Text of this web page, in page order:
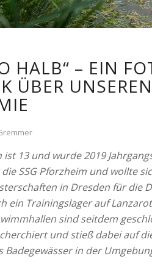
HALB“ – EIN
ÜBER
ist 13 und wurde 2019
SSG Pforzheim und wollte
in Dresden für die
ein Trainingslager auf
sind seitdem
und stieß dabei auf
Badegewässer in der